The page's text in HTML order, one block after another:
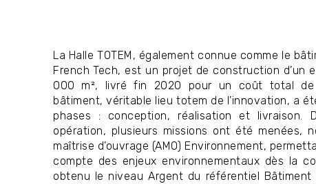
La Halle TOTEM, également connue comme le
French Tech, est un projet de construction d’un
000 m², livré fin 2020 pour un coût total de
bâtiment, véritable lieu totem de l’innovation, a
phases : conception, réalisation et livraison.
opération, plusieurs missions ont été menées,
maîtrise d’ouvrage (AMO) Environnement,
compte des enjeux environnementaux dès la
obtenu le niveau Argent du référentiel Bâtiment